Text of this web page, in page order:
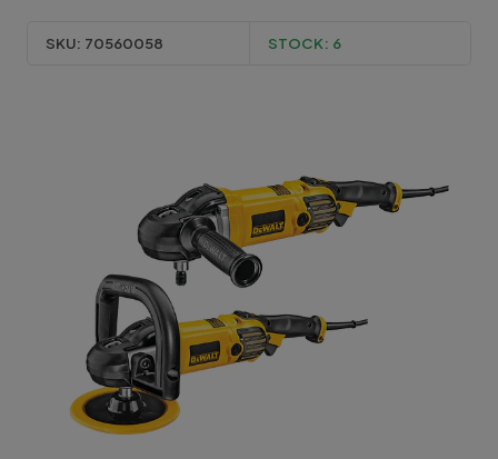
SKU: 70560058 STOCK: 6